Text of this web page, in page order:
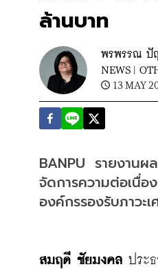
ล้านบาท
พรพรรณ ปัญ
NEWS |
13 MAY
BANPU  รายงาน
จัดการความต่อเนื่อ
องค์กรรองรับภาวะ
สมฤดี ชัยมงคล ประ